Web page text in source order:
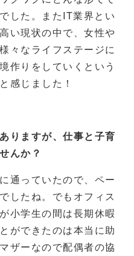
した。またIT業界とい
い現状の中で、女性や
々なライフステージに
作りをしていくという
感じました！
りますが、仕事と子育
んか？
通っていたので、ペー
したね。でもオフィス
小学生の間は長期休暇
ができたのは本当に助
ザーなので配偶者の協